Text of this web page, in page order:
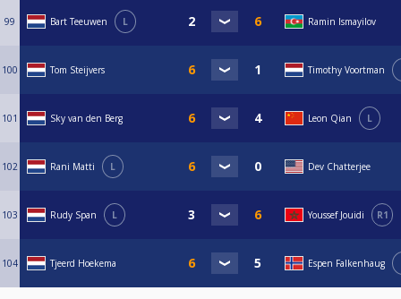
99 Bart Teeuwen L Ramin Ismayilov
100 Tom Steijvers Timothy Voortman
101 Sky van den Berg Leon Qian L
102 Rani Matti L Dev Chatterjee
103 Rudy Span L Youssef Jouidi R1
104 Tjeerd Hoekema Espen Falkenhaug